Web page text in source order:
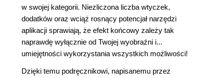
w swojej kategorii. Niezliczona liczba wtyczek,
dodatków oraz wciąż rosnący potencjał narzędzi
aplikacji sprawiają, że efekt końcowy zależy tak
naprawdę wyłącznie od Twojej wyobraźni i...
umiejętności wykorzystania wszystkich możliwości!
Dzięki temu podręcznikowi, napisanemu przez